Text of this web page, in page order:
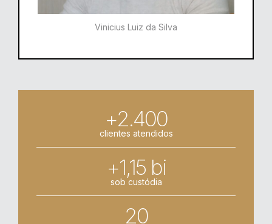
Vinicius Luiz da Silva
+2.400
clientes atendidos
+1,15 bi
sob custódia
20